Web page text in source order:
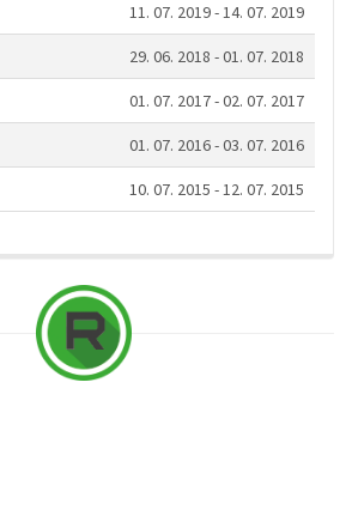
11. 07. 2019 - 14. 07. 2019
29. 06. 2018 - 01. 07. 2018
01. 07. 2017 - 02. 07. 2017
01. 07. 2016 - 03. 07. 2016
10. 07. 2015 - 12. 07. 2015